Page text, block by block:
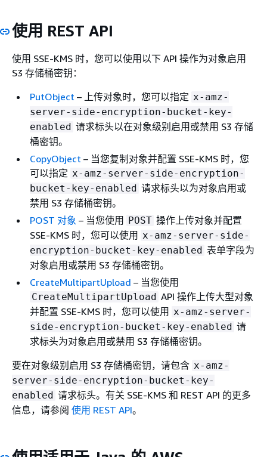
使用 REST API
使用 SSE-KMS 时，您可以使用以下 API 操作为对象启用
S3 存储桶密钥：
PutObject – 上传对象时，您可以指定 x-amz-
server-side-encryption-bucket-key-
enabled 请求标头以在对象级别启用或禁用 S3 存储
桶密钥。
CopyObject – 当您复制对象并配置 SSE-KMS 时，您
可以指定 x-amz-server-side-encryption-
bucket-key-enabled 请求标头以为对象启用或
禁用 S3 存储桶密钥。
POST 对象 – 当您使用 POST 操作上传对象并配置
SSE-KMS 时，您可以使用 x-amz-server-side-
encryption-bucket-key-enabled 表单字段为
对象启用或禁用 S3 存储桶密钥。
CreateMultipartUpload – 当您使用
CreateMultipartUpload API 操作上传大型对象
并配置 SSE-KMS 时，您可以使用 x-amz-server-
side-encryption-bucket-key-enabled 请
求标头为对象启用或禁用 S3 存储桶密钥。
要在对象级别启用 S3 存储桶密钥，请包含 x-amz-
server-side-encryption-bucket-key-
enabled 请求标头。有关 SSE-KMS 和 REST API 的更多
信息，请参阅 使用 REST API。